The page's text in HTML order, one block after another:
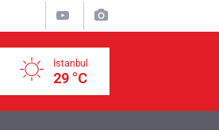
İstanbul
29 °C